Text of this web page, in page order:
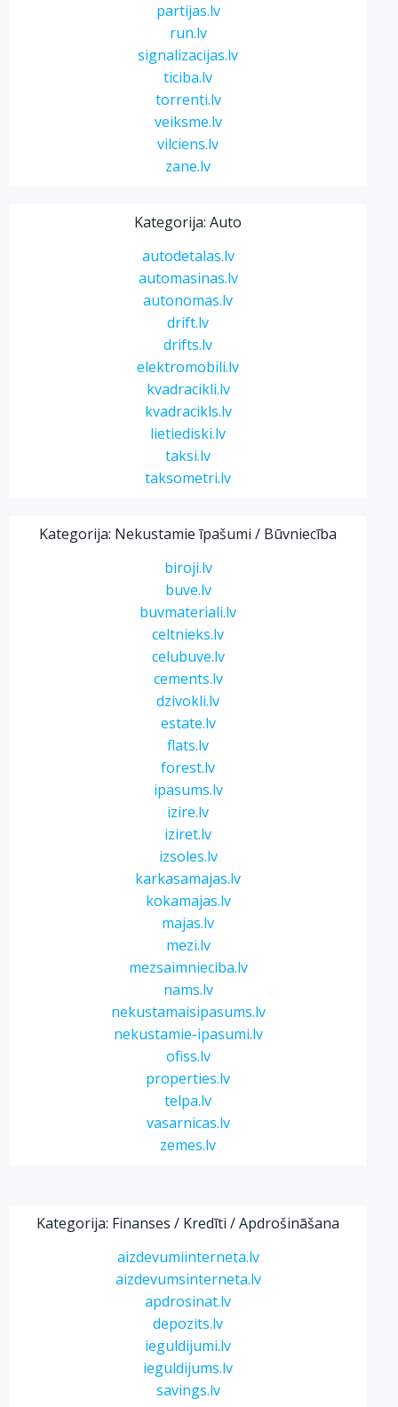
partijas.lv
run.lv
signalizacijas.lv
ticiba.lv
torrenti.lv
veiksme.lv
vilciens.lv
zane.lv
Kategorija: Auto
autodetalas.lv
automasinas.lv
autonomas.lv
drift.lv
drifts.lv
elektromobili.lv
kvadracikli.lv
kvadracikls.lv
lietiediski.lv
taksi.lv
taksometri.lv
Kategorija: Nekustamie īpašumi / Būvniecība
biroji.lv
buve.lv
buvmateriali.lv
celtnieks.lv
celubuve.lv
cements.lv
dzivokli.lv
estate.lv
flats.lv
forest.lv
ipasums.lv
izire.lv
iziret.lv
izsoles.lv
karkasamajas.lv
kokamajas.lv
majas.lv
mezi.lv
mezsaimnieciba.lv
nams.lv
nekustamaisipasums.lv
nekustamie-ipasumi.lv
ofiss.lv
properties.lv
telpa.lv
vasarnicas.lv
zemes.lv
Kategorija: Finanses / Kredīti / Apdrošināšana
aizdevumiinterneta.lv
aizdevumsinterneta.lv
apdrosinat.lv
depozits.lv
ieguldijumi.lv
ieguldijums.lv
savings.lv